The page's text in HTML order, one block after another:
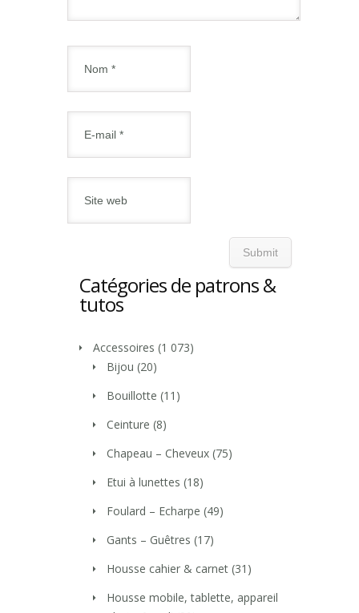
Catégories de patrons &
tutos
Accessoires (1 073)
Bijou (20)
Bouillotte (11)
Ceinture (8)
Chapeau – Cheveux (75)
Etui à lunettes (18)
Foulard – Echarpe (49)
Gants – Guêtres (17)
Housse cahier & carnet (31)
Housse mobile, tablette, appareil